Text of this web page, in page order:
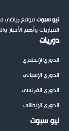
نيو سبوتموقع رياضي
المباريات وأهم الأخبار
دوريات
الدوريالإنجليزي
الدوري الإسباني
الدوري الفرنسي
الدوري الإيطالي
نيو سبوت